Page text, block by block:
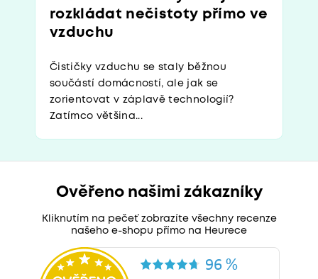
rozkládat nečistoty přímo ve
vzduchu
Čističky vzduchu se staly běžnou
součástí domácností, ale jak se
zorientovat v záplavě technologií?
Zatímco většina...
Ověřeno našimi zákazníky
Kliknutím na pečeť zobrazíte všechny recenze
našeho e-shopu přímo na Heurece